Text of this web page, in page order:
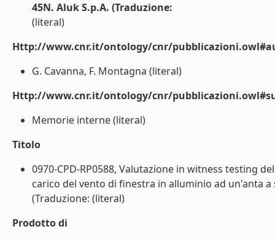
45N. Aluk S.p.A. (Traduzione:
(literal)
Http://www.cnr.it/ontology/cnr/
G. Cavanna, F. Montagna (literal)
Http://www.cnr.it/ontology/cnr/
Memorie interne (literal)
Titolo
0970-CPD-RP0588, Valutazione in witness testing
carico del vento di finestra in alluminio ad un'anta a
(Traduzione: (literal)
Prodotto di